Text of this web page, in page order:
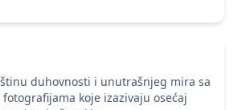
duhovnosti i unutrašnjeg mira sa
koje izazivaju osećaj